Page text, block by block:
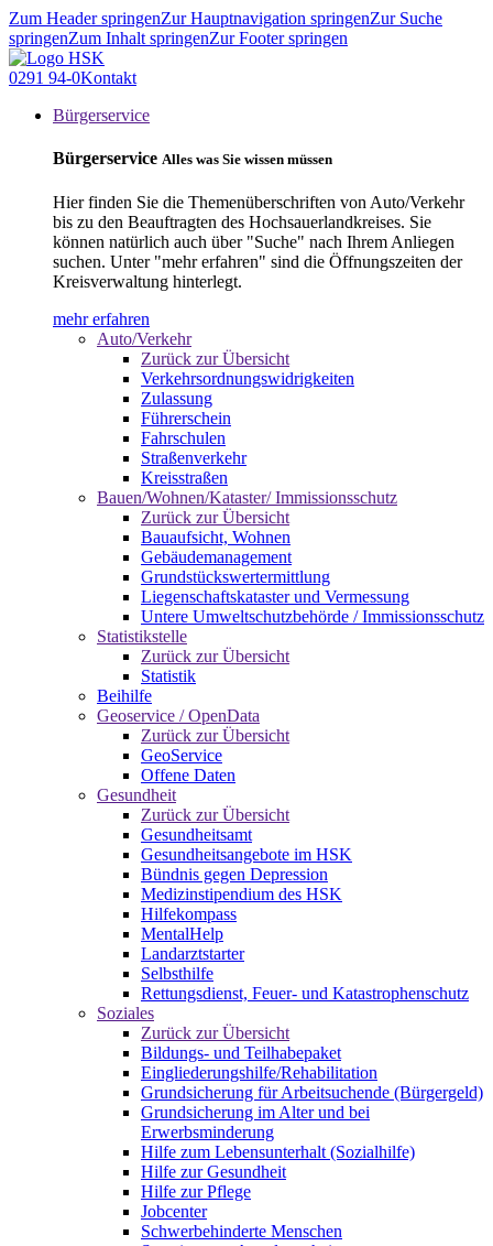
Zum Header springenZur Hauptnavigation springenZur Suche
springenZum Inhalt springenZur Footer springen
0291 94-0Kontakt
Bürgerservice
Bürgerservice Alles was Sie wissen müssen
Hier finden Sie die Themenüberschriften von Auto/Verkehr
bis zu den Beauftragten des Hochsauerlandkreises. Sie
können natürlich auch über "Suche" nach Ihrem Anliegen
suchen. Unter "mehr erfahren" sind die Öffnungszeiten der
Kreisverwaltung hinterlegt.
mehr erfahren
Auto/Verkehr
Zurück zur Übersicht
Verkehrsordnungswidrigkeiten
Zulassung
Führerschein
Fahrschulen
Straßenverkehr
Kreisstraßen
Bauen/Wohnen/Kataster/ Immissionsschutz
Zurück zur Übersicht
Bauaufsicht, Wohnen
Gebäudemanagement
Grundstückswertermittlung
Liegenschaftskataster und Vermessung
Untere Umweltschutzbehörde / Immissionsschutz
Statistikstelle
Zurück zur Übersicht
Statistik
Beihilfe
Geoservice / OpenData
Zurück zur Übersicht
GeoService
Offene Daten
Gesundheit
Zurück zur Übersicht
Gesundheitsamt
Gesundheitsangebote im HSK
Bündnis gegen Depression
Medizinstipendium des HSK
Hilfekompass
MentalHelp
Landarztstarter
Selbsthilfe
Rettungsdienst, Feuer- und Katastrophenschutz
Soziales
Zurück zur Übersicht
Bildungs- und Teilhabepaket
Eingliederungshilfe/Rehabilitation
Grundsicherung für Arbeitsuchende (Bürgergeld)
Grundsicherung im Alter und bei
Erwerbsminderung
Hilfe zum Lebensunterhalt (Sozialhilfe)
Hilfe zur Gesundheit
Hilfe zur Pflege
Jobcenter
Schwerbehinderte Menschen